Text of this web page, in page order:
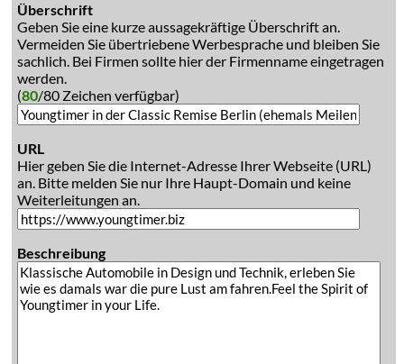
Überschrift
Geben Sie eine kurze aussagekräftige Überschrift an.
Vermeiden Sie übertriebene Werbesprache und bleiben Sie
sachlich. Bei Firmen sollte hier der Firmenname eingetragen
werden.
(80/80 Zeichen verfügbar)
URL
Hier geben Sie die Internet-Adresse Ihrer Webseite (URL)
an. Bitte melden Sie nur Ihre Haupt-Domain und keine
Weiterleitungen an.
Beschreibung